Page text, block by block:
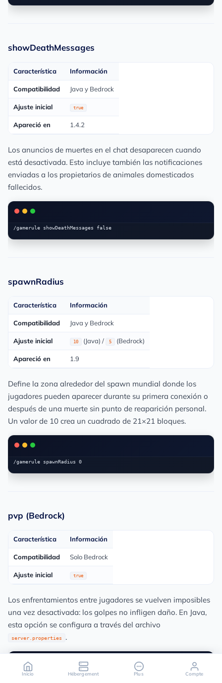
Inicio Hébergement Plus Compte
showDeathMessages
Característica Información
Compatibilidad Java y Bedrock
Ajuste inicial true
Apareció en 1.4.2
Los anuncios de muertes en el chat desaparecen cuando
está desactivada. Esto incluye también las notificaciones
enviadas a los propietarios de animales domesticados
fallecidos.
spawnRadius
Característica Información
Compatibilidad Java y Bedrock
Ajuste inicial 10 (Java) / 5 (Bedrock)
Apareció en 1.9
Define la zona alrededor del spawn mundial donde los
jugadores pueden aparecer durante su primera conexión o
después de una muerte sin punto de reaparición personal.
Un valor de 10 crea un cuadrado de 21×21 bloques.
pvp (Bedrock)
Característica Información
Compatibilidad Solo Bedrock
Ajuste inicial true
Los enfrentamientos entre jugadores se vuelven imposibles
una vez desactivada: los golpes no infligen daño. En Java,
esta opción se configura a través del archivo
server.properties .